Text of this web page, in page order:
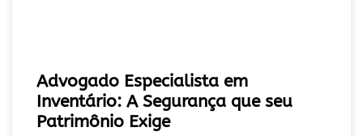
Advogado Especialista em
Inventário: A Segurança que seu
Patrimônio Exige